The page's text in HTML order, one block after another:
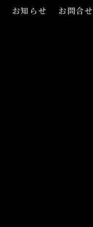
お知らせ お問合せ